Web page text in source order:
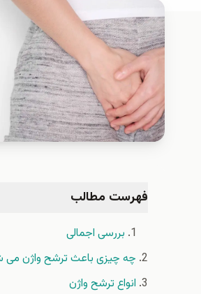
فهرست مطالب
بررسی اجمالی
چه چیزی باعث ترشح واژن می
انواع ترشح واژن